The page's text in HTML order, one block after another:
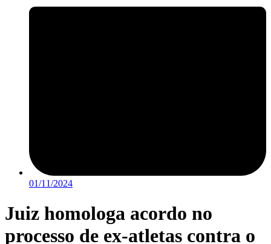
01/11/2024
Juiz homologa acordo no
processo de ex-atletas contra o